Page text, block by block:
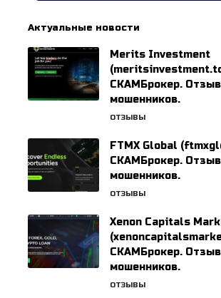
Актуальные новости
Merits Investment
СКАМБрокер.
мошенников.
ОТЗЫВЫ
FTMX Global
СКАМБрокер.
мошенников.
ОТЗЫВЫ
Xenon Capitals
СКАМБрокер.
мошенников.
ОТЗЫВЫ